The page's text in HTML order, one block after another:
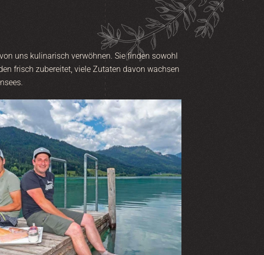
uns kulinarisch verwöhnen. Sie finden sowohl
frisch zubereitet, viele Zutaten davon wachsen